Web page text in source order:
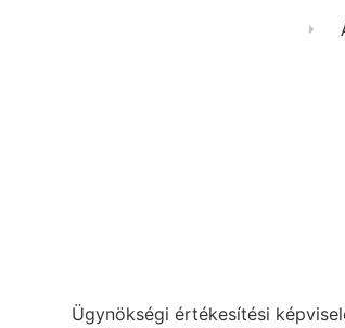
Ügynökségi értékesítési